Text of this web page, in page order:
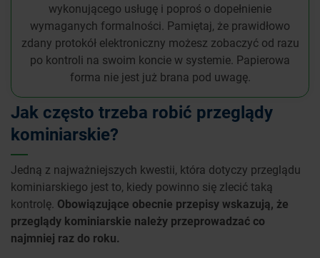
wykonującego usługę i poproś o dopełnienie
wymaganych formalności. Pamiętaj, że prawidłowo
zdany protokół elektroniczny możesz zobaczyć od razu
po kontroli na swoim koncie w systemie. Papierowa
forma nie jest już brana pod uwagę.
Jak często trzeba robić przeglądy
kominiarskie?
Jedną z najważniejszych kwestii, która dotyczy przeglądu
kominiarskiego jest to, kiedy powinno się zlecić taką
kontrolę. Obowiązujące obecnie przepisy wskazują, że
przeglądy kominiarskie należy przeprowadzać co
najmniej raz do roku.